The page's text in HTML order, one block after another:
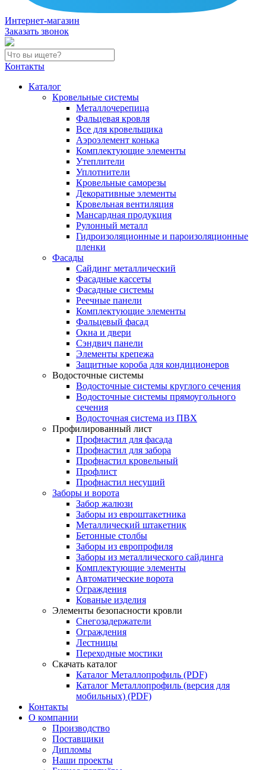
Интернет-магазин
Заказать звонок
Контакты
Каталог
Кровельные системы
Металлочерепица
Фальцевая кровля
Все для кровельщика
Аэроэлемент конька
Комплектующие элементы
Утеплители
Уплотнители
Кровельные саморезы
Декоративные элементы
Кровельная вентиляция
Мансардная продукция
Рулонный металл
Гидроизоляционные и пароизоляционные
пленки
Фасады
Сайдинг металлический
Фасадные кассеты
Фасадные системы
Реечные панели
Комплектующие элементы
Фальцевый фасад
Окна и двери
Сэндвич панели
Элементы крепежа
Защитные короба для кондиционеров
Водосточные системы
Водосточные системы круглого сечения
Водосточные системы прямоугольного
сечения
Водосточная система из ПВХ
Профилированный лист
Профнастил для фасада
Профнастил для забора
Профнастил кровельный
Профлист
Профнастил несущий
Заборы и ворота
Забор жалюзи
Заборы из евроштакетника
Металлический штакетник
Бетонные столбы
Заборы из европрофиля
Заборы из металлического сайдинга
Комплектующие элементы
Автоматические ворота
Ограждения
Кованые изделия
Элементы безопасности кровли
Снегозадержатели
Ограждения
Лестницы
Переходные мостики
Скачать каталог
Каталог Металлопрофиль (PDF)
Каталог Металлопрофиль (версия для
мобильных) (PDF)
Контакты
О компании
Производство
Поставщики
Дипломы
Наши проекты